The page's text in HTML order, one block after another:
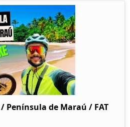
Península de Maraú / FAT